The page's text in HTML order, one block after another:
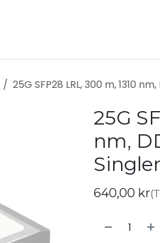
25G SFP28 LRL, 300 m, 1310
25G
nm,
640,00 kr